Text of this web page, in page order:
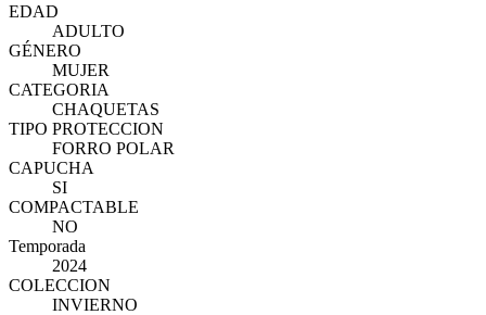
EDAD
ADULTO
GÉNERO
MUJER
CATEGORIA
CHAQUETAS
TIPO PROTECCION
FORRO POLAR
CAPUCHA
SI
COMPACTABLE
NO
Temporada
2024
COLECCION
INVIERNO